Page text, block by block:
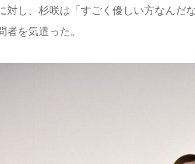
対し、杉咲は「すごく優しい方なんだ
を気遣った。